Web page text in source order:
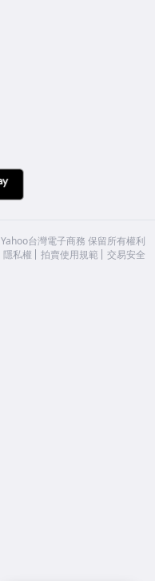
Yahoo台灣電子商務 保留所有權利
隱私權 拍賣使用規範 交易安全